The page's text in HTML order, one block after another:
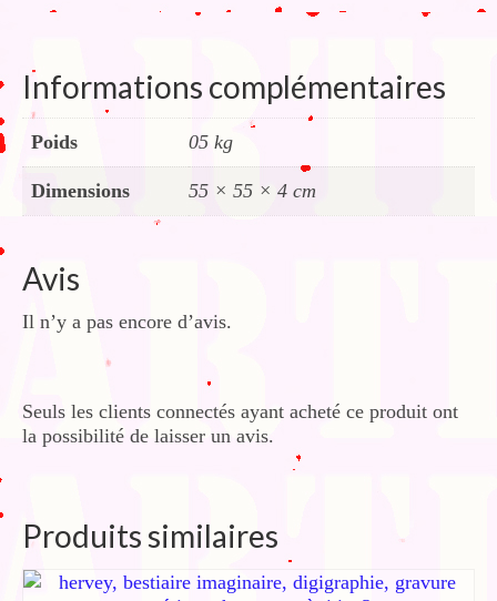
Informations complémentaires
Poids 05 kg
Dimensions 55 × 55 × 4 cm
Avis
Il n’y a pas encore d’avis.
Seuls les clients connectés ayant acheté ce produit ont
la possibilité de laisser un avis.
Produits similaires